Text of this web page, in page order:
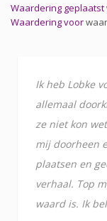
Waardering geplaatst
Waardering voor
Ik heb Lobke
allemaal
ze niet kon
mij doorheen
plaatsen en
verhaal. Top
waard is. Ik